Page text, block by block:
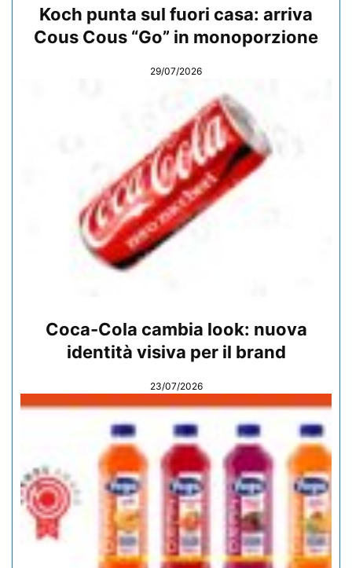
Koch punta sul fuori casa: arriva
Cous Cous “Go” in monoporzione
29/07/2026
Coca-Cola cambia look: nuova
identità visiva per il brand
23/07/2026